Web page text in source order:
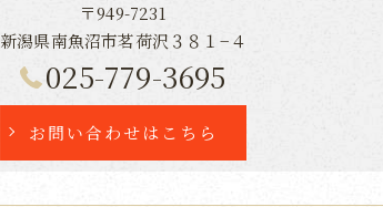
〒949-7231
新潟県南魚沼市茗荷沢３８１−４
025-779-3695
お問い合わせはこちら